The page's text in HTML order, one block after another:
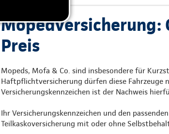
Mopedversicherung:
Preis
Mopeds, Mofa & Co. sind insbesondere für
Haftpflichtversicherung dürfen diese Fahrzeuge
Versicherungskennzeichen ist der Nachweis
Ihr Versicherungskennzeichen und den
Teilkaskoversicherung mit oder ohne